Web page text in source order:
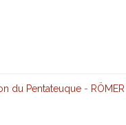
du Pentateuque -